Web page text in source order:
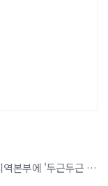
2월 23일, 스템코는 초록우산어린이재단 충북지역본부에 '두근두근 학교 가는 길' 후원금 400만원을 전달했다. '두근두근 학교 가는 길' 캠페인은 신학기를 맞이하여 상급학교로 진학하는 지역 학생을 대상으로 신학기 준비비를 전달하는 사업니다.이날 전달된 후원금은 중·고등학교에 진학하는 흥덕구 저소득가정 학생 40여명에게 여벌교복, 운동화, 가방 등 신학기 물품 구입비로 지원할 계획이다. 스템코(주) 엄영하 대표이사는 "신학기 용품 지원으로 학생들이 걱정 없이 학업에 전념할 수 있기를 바란다"며, "충북지역 아이들이 행복하고, 건강하게 성장할 수 있도록 다양한 지원사업을 이어가겠다"고 전했다.